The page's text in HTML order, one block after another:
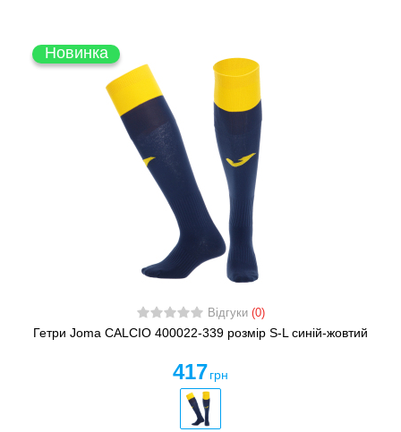
Новинка
Відгуки (0)
Гетри Joma CALCIO 400022-339 розмір S-L синій-жовтий
417 грн